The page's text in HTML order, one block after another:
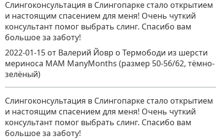
Слингоконсультация в Слингопарке стало открытием
и настоящим спасением для меня! Очень чуткий
консультант помог выбрать слинг. Спасибо вам
большое за заботу!
2022-01-15 от Валерий Йовр о Термободи из шерсти
мериноса MAM ManyMonths (размер 50-56/62, тёмно-
зелёный)
Слингоконсультация в Слингопарке стало открытием
и настоящим спасением для меня! Очень чуткий
консультант помог выбрать слинг. Спасибо вам
большое за заботу!